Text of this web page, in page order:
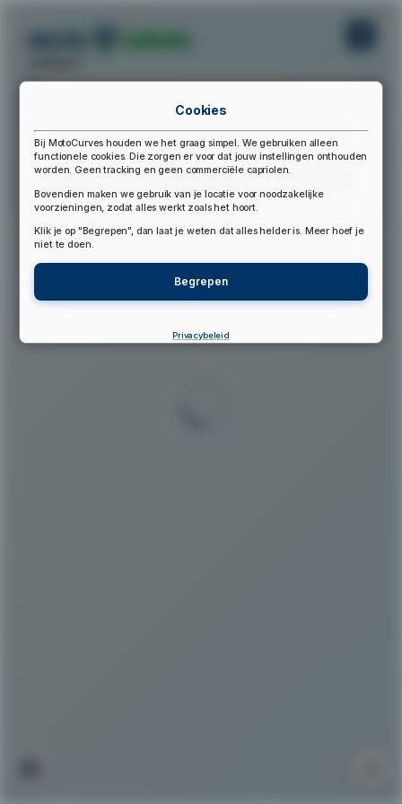
▲
Cookies
Bij MotoCurves houden we het graag simpel. We gebruiken alleen
functionele cookies. Die zorgen er voor dat jouw instellingen onthouden
worden. Geen tracking en geen commerciële capriolen.
Bovendien maken we gebruik van je locatie voor noodzakelijke
voorzieningen, zodat alles werkt zoals het hoort.
Klik je op "Begrepen", dan laat je weten dat alles helder is. Meer hoef je
niet te doen.
Begrepen
Privacybeleid